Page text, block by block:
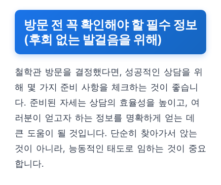
방문 전 꼭 확인해야 할 필수 정보
(후회 없는 발걸음을 위해)
철학관 방문을 결정했다면, 성공적인 상담을 위
해 몇 가지 준비 사항을 체크하는 것이 좋습니
다. 준비된 자세는 상담의 효율성을 높이고, 여
러분이 얻고자 하는 정보를 명확하게 얻는 데
큰 도움이 될 것입니다. 단순히 찾아가서 앉는
것이 아니라, 능동적인 태도로 임하는 것이 중요
합니다.